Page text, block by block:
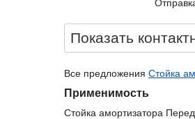
Показать
Все предложения Стойка
Применимость
Стойка амортизатора